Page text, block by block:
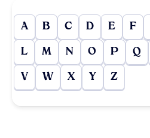
A B C D E F
L M N O P Q
V W X Y Z